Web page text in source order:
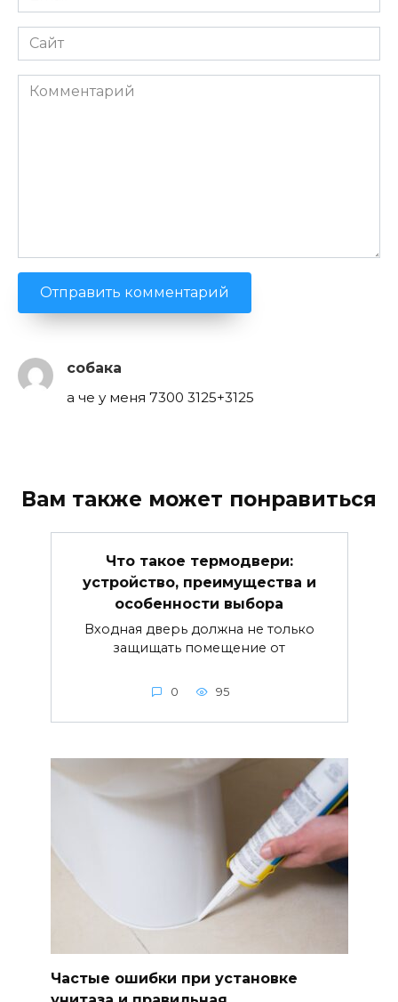
*
Сайт
Комментарий
собака
а че у меня 7300 3125+3125
Вам также может понравиться
Что такое термодвери:
устройство, преимущества и
особенности выбора
Входная дверь должна не только
защищать помещение от
0 95
Частые ошибки при установке